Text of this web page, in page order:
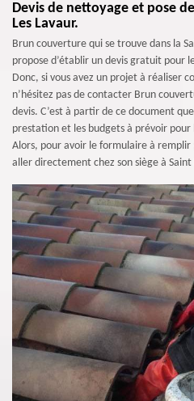
Devis de nettoyage et pose
Les Lavaur.
Brun couverture qui se trouve dans la
propose d’établir un devis gratuit pour
Donc, si vous avez un projet à réaliser
n’hésitez pas de contacter Brun
devis. C’est à partir de ce document
prestation et les budgets à prévoir
Alors, pour avoir le formulaire à remplir
aller directement chez son siège à Saint